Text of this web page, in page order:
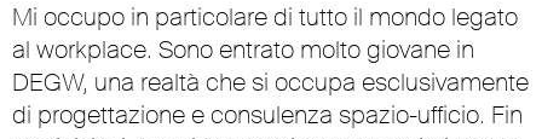
Mi occupo in particolare di tutto il mondo legato
al workplace. Sono entrato molto giovane in
DEGW, una realtà che si occupa esclusivamente
di progettazione e consulenza spazio-ufficio. Fin